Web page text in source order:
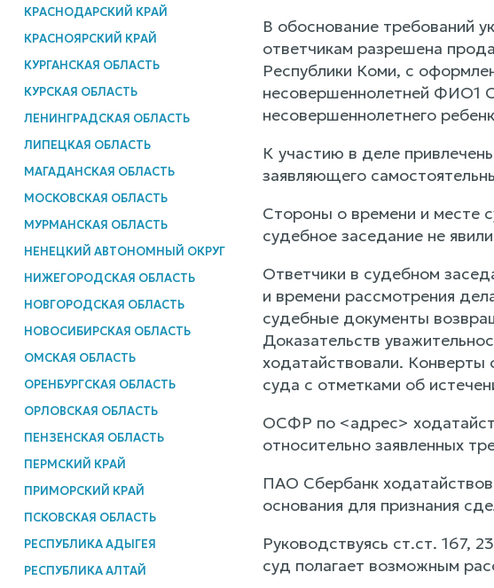
КРАСНОДАРСКИЙ КРАЙ
КРАСНОЯРСКИЙ КРАЙ
КУРГАНСКАЯ ОБЛАСТЬ
КУРСКАЯ ОБЛАСТЬ
ЛЕНИНГРАДСКАЯ ОБЛАСТЬ
ЛИПЕЦКАЯ ОБЛАСТЬ
МАГАДАНСКАЯ ОБЛАСТЬ
МОСКОВСКАЯ ОБЛАСТЬ
МУРМАНСКАЯ ОБЛАСТЬ
НЕНЕЦКИЙ АВТОНОМНЫЙ ОКРУГ
НИЖЕГОРОДСКАЯ ОБЛАСТЬ
НОВГОРОДСКАЯ ОБЛАСТЬ
НОВОСИБИРСКАЯ ОБЛАСТЬ
ОМСКАЯ ОБЛАСТЬ
ОРЕНБУРГСКАЯ ОБЛАСТЬ
ОРЛОВСКАЯ ОБЛАСТЬ
ПЕНЗЕНСКАЯ ОБЛАСТЬ
ПЕРМСКИЙ КРАЙ
ПРИМОРСКИЙ КРАЙ
ПСКОВСКАЯ ОБЛАСТЬ
РЕСПУБЛИКА АДЫГЕЯ
РЕСПУБЛИКА АЛТАЙ
В обоснование требований
ответчикам разрешена
Республики Коми, с
несовершеннолетней ФИО1
несовершеннолетнего
К участию в деле
заявляющего
Стороны о времени и месте
судебное заседание не
Ответчики в судебном
и времени рассмотрения
судебные документы
Доказательств
ходатайствовали.
суда с отметками об
ОСФР по <адрес>
относительно заявленных
ПАО Сбербанк
основания для признания
Руководствуясь ст.ст. 167,
суд полагает возможным